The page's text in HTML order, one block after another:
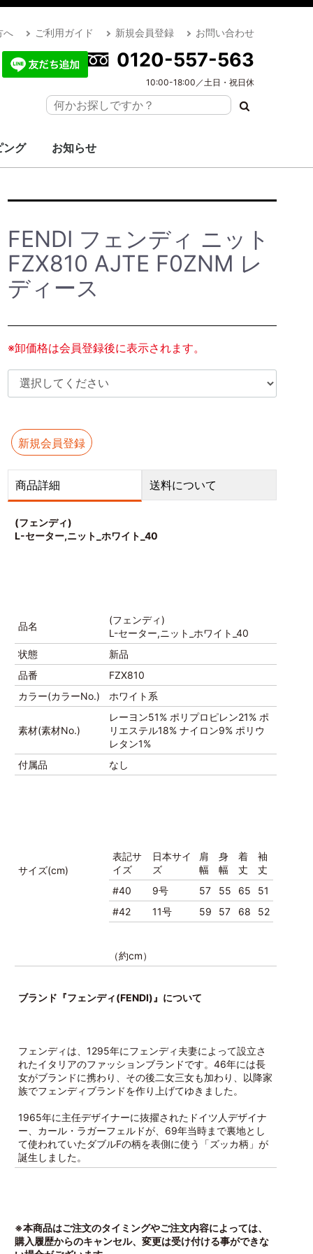
へ ご利用ガイド 新規会員登録 お問い合わせ
0120-557-563
10:00-18:00／土日・祝日休
ング お知らせ
FENDI フェンディ ニット
FZX810 AJTE F0ZNM レ
ディース
※卸価格は会員登録後に表示されます。
新規会員登録
商品詳細 送料について
(フェンディ)
L-セーター,ニット_ホワイト_40
品名
(フェンディ)
L-セーター,ニット_ホワイト_40
状態
新品
品番
FZX810
カラー(カラーNo.)
ホワイト系
素材(素材No.)
レーヨン51% ポリプロピレン21% ポ
リエステル18% ナイロン9% ポリウ
レタン1%
付属品
なし
サイズ(cm)
表記サ
イズ
日本サイ
ズ
肩
幅
身
幅
着
丈
袖
丈
#40
9号 57 55 65
51
#42
11号 59 57 68 52
（約cm）
ブランド『フェンディ(FENDI)』について
フェンディは、1295年にフェンディ夫妻によって設立さ
れたイタリアのファッションブランドです。46年には長
女がブランドに携わり、その後二女三女も加わり、以降家
族でフェンディブランドを作り上げてゆきました。
1965年に主任デザイナーに抜擢されたドイツ人デザイナ
ー、カール・ラガーフェルドが、69年当時まで裏地とし
て使われていたダブルFの柄を表側に使う「ズッカ柄」が
誕生しました。
※本商品はご注文のタイミングやご注文内容によっては、
購入履歴からのキャンセル、変更は受け付ける事ができな